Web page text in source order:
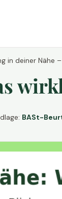
in deiner Nähe –
BASt-